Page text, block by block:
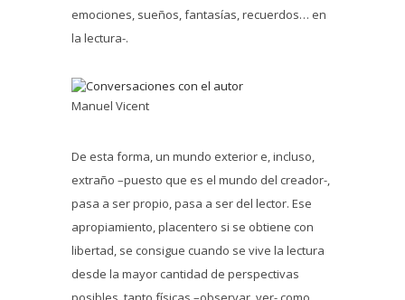
emociones, sueños, fantasías, recuerdos… en
la lectura-.
Manuel Vicent
De esta forma, un mundo exterior e, incluso,
extraño –puesto que es el mundo del creador-,
pasa a ser propio, pasa a ser del lector. Ese
apropiamiento, placentero si se obtiene con
libertad, se consigue cuando se vive la lectura
desde la mayor cantidad de perspectivas